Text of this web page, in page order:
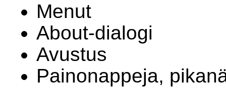
Menut
About-dialogi
Avustus
Painonappeja,